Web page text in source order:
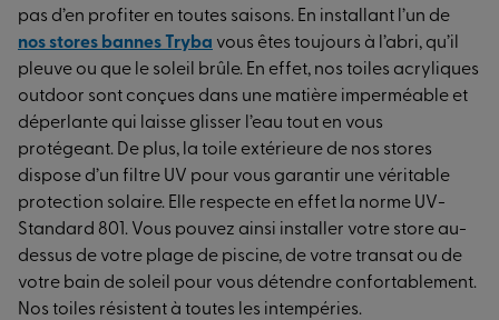
pas d’en profiter en toutes saisons. En installant l’un de
nos stores bannes Tryba vous êtes toujours à l’abri, qu’il
pleuve ou que le soleil brûle. En effet, nos toiles acryliques
outdoor sont conçues dans une matière imperméable et
déperlante qui laisse glisser l’eau tout en vous
protégeant. De plus, la toile extérieure de nos stores
dispose d’un filtre UV pour vous garantir une véritable
protection solaire. Elle respecte en effet la norme UV-
Standard 801. Vous pouvez ainsi installer votre store au-
dessus de votre plage de piscine, de votre transat ou de
votre bain de soleil pour vous détendre confortablement.
Nos toiles résistent à toutes les intempéries.